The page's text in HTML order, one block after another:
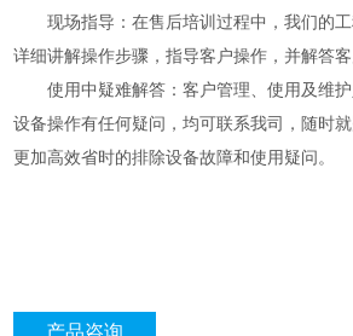
现场指导：在售后培训过程中，我们的工
详细讲解操作步骤，指导客户操作，并解答客
使用中疑难解答：客户管理、使用及维护
设备操作有任何疑问，均可联系我司，随时
更加高效省时的排除设备故障和使用疑问。
产品咨询